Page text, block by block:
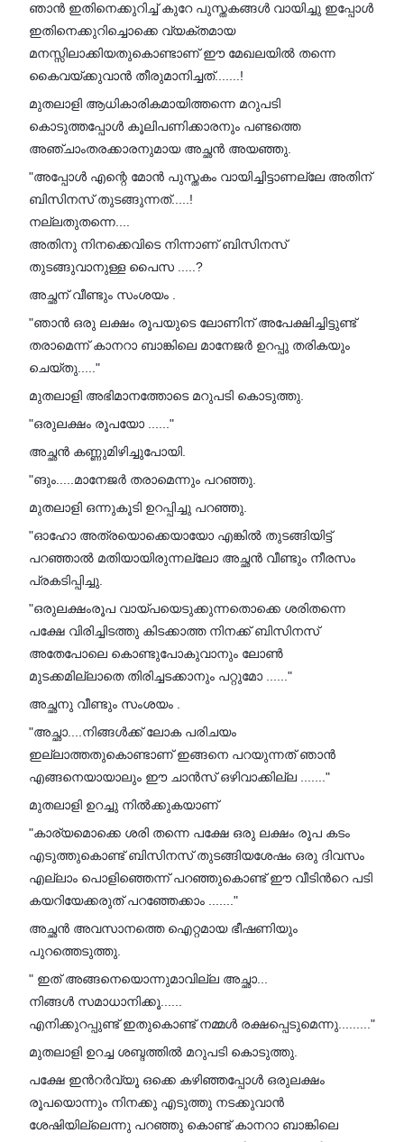
ഞാൻ ഇതിനെക്കുറിച്ച് കുറേ പുസ്തകങ്ങൾ വായിച്ചു ഇപ്പോൾ
ഇതിനെക്കുറിച്ചൊക്കെ വ്യക്തമായ
മനസ്സിലാക്കിയതുകൊണ്ടാണ് ഈ മേഖലയിൽ തന്നെ
കൈവയ്ക്കുവാൻ തീരുമാനിച്ചത്.......!
മുതലാളി ആധികാരികമായിത്തന്നെ മറുപടി
കൊടുത്തപ്പോൾ കൂലിപണിക്കാരനും പണ്ടത്തെ
അഞ്ചാംതരക്കാരനുമായ അച്ഛൻ അയഞ്ഞു.
"അപ്പോൾ എന്റെ മോൻ പുസ്തകം വായിച്ചിട്ടാണല്ലേ അതിന്
ബിസിനസ് തുടങ്ങുന്നത്.....!
നല്ലതുതന്നെ....
അതിനു നിനക്കെവിടെ നിന്നാണ് ബിസിനസ്
തുടങ്ങുവാനുള്ള പൈസ .....?
അച്ഛന് വീണ്ടും സംശയം .
"ഞാൻ ഒരു ലക്ഷം രൂപയുടെ ലോണിന് അപേക്ഷിച്ചിട്ടുണ്ട്
തരാമെന്ന് കാനറാ ബാങ്കിലെ മാനേജർ ഉറപ്പു തരികയും
ചെയ്തു....."
മുതലാളി അഭിമാനത്തോടെ മറുപടി കൊടുത്തു.
"ഒരുലക്ഷം രൂപയോ ......"
അച്ഛൻ കണ്ണുമിഴിച്ചുപോയി.
"ങും.....മാനേജർ തരാമെന്നും പറഞ്ഞു.
മുതലാളി ഒന്നുകൂടി ഉറപ്പിച്ചു പറഞ്ഞു.
"ഓഹോ അത്രയൊക്കെയായോ എങ്കിൽ തുടങ്ങിയിട്ട്
പറഞ്ഞാൽ മതിയായിരുന്നല്ലോ അച്ഛൻ വീണ്ടും നീരസം
പ്രകടിപ്പിച്ചു.
"ഒരുലക്ഷംരൂപ വായ്പയെടുക്കുന്നതൊക്കെ ശരിതന്നെ
പക്ഷേ വിരിച്ചിടത്തു കിടക്കാത്ത നിനക്ക് ബിസിനസ്
അതേപോലെ കൊണ്ടുപോകുവാനും ലോൺ
മുടക്കമില്ലാതെ തിരിച്ചടക്കാനും പറ്റുമോ ......"
അച്ഛനു വീണ്ടും സംശയം .
"അച്ഛാ....നിങ്ങൾക്ക് ലോക പരിചയം
ഇല്ലാത്തതുകൊണ്ടാണ് ഇങ്ങനെ പറയുന്നത് ഞാൻ
എങ്ങനെയായാലും ഈ ചാൻസ് ഒഴിവാക്കില്ല ......."
മുതലാളി ഉറച്ചു നിൽക്കുകയാണ്
"കാര്യമൊക്കെ ശരി തന്നെ പക്ഷേ ഒരു ലക്ഷം രൂപ കടം
എടുത്തുകൊണ്ട് ബിസിനസ് തുടങ്ങിയശേഷം ഒരു ദിവസം
എല്ലാം പൊളിഞ്ഞെന്ന് പറഞ്ഞുകൊണ്ട് ഈ വീടിൻറെ പടി
കയറിയേക്കരുത് പറഞ്ഞേക്കാം ......."
അച്ഛൻ അവസാനത്തെ ഐറ്റമായ ഭീഷണിയും
പുറത്തെടുത്തു.
" ഇത് അങ്ങനെയൊന്നുമാവില്ല അച്ഛാ...
നിങ്ങൾ സമാധാനിക്കൂ......
എനിക്കുറപ്പുണ്ട് ഇതുകൊണ്ട് നമ്മൾ രക്ഷപ്പെടുമെന്നു........."
മുതലാളി ഉറച്ച ശബ്ദത്തിൽ മറുപടി കൊടുത്തു.
പക്ഷേ ഇൻറർവ്യൂ ഒക്കെ കഴിഞ്ഞപ്പോൾ ഒരുലക്ഷം
രൂപയൊന്നും നിനക്കു എടുത്തു നടക്കുവാൻ
ശേഷിയില്ലെന്നു പറഞ്ഞു കൊണ്ട് കാനറാ ബാങ്കിലെ